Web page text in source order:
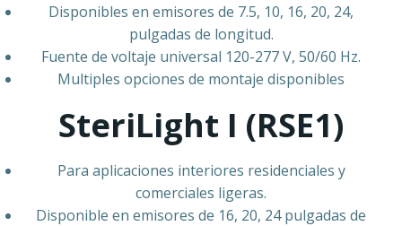
Disponibles en emisores de 7.5, 10, 16, 20, 24,
pulgadas de longitud.
Fuente de voltaje universal 120-277 V, 50/60 Hz.
Multiples opciones de montaje disponibles
SteriLight I (RSE1)
Para aplicaciones interiores residenciales y
comerciales ligeras.
Disponible en emisores de 16, 20, 24 pulgadas de